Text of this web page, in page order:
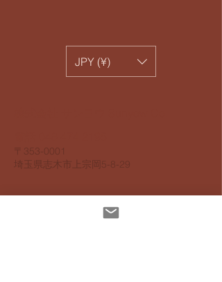
JPY (¥)
​〒353-0001
​埼玉県志木市上宗岡5-8-29